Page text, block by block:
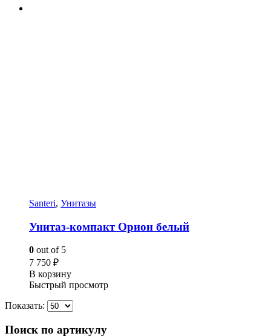
Santeri, Унитазы
Унитаз-компакт Орион белый
0 out of 5
7 750 ₽
В корзину
Быстрый просмотр
Показать:
Поиск по артикулу